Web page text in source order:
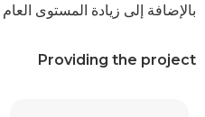
بالإضافة إلى زيادة المستوى
Providing the project